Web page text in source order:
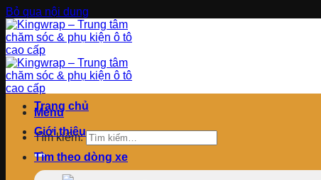
Bỏ qua nội dung
Menu
Tìm kiếm:
Trang chủ
Giới thiệu
Tìm theo dòng xe